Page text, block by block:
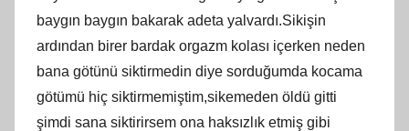
baygın baygın bakarak adeta yalvardı.Sikişin
ardından birer bardak orgazm kolası içerken neden
bana götünü siktirmedin diye sorduğumda kocama
götümü hiç siktirmemiştim,sikemeden öldü gitti
şimdi sana siktirirsem ona haksızlık etmiş gibi